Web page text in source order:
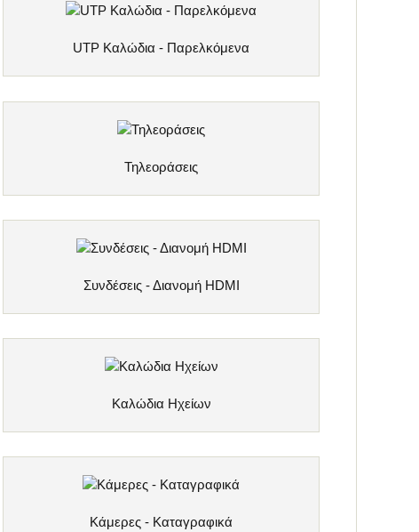
UTP Καλώδια - Παρελκόμενα
Τηλεοράσεις
Συνδέσεις - Διανομή HDMI
Καλώδια Ηχείων
Κάμερες - Καταγραφικά